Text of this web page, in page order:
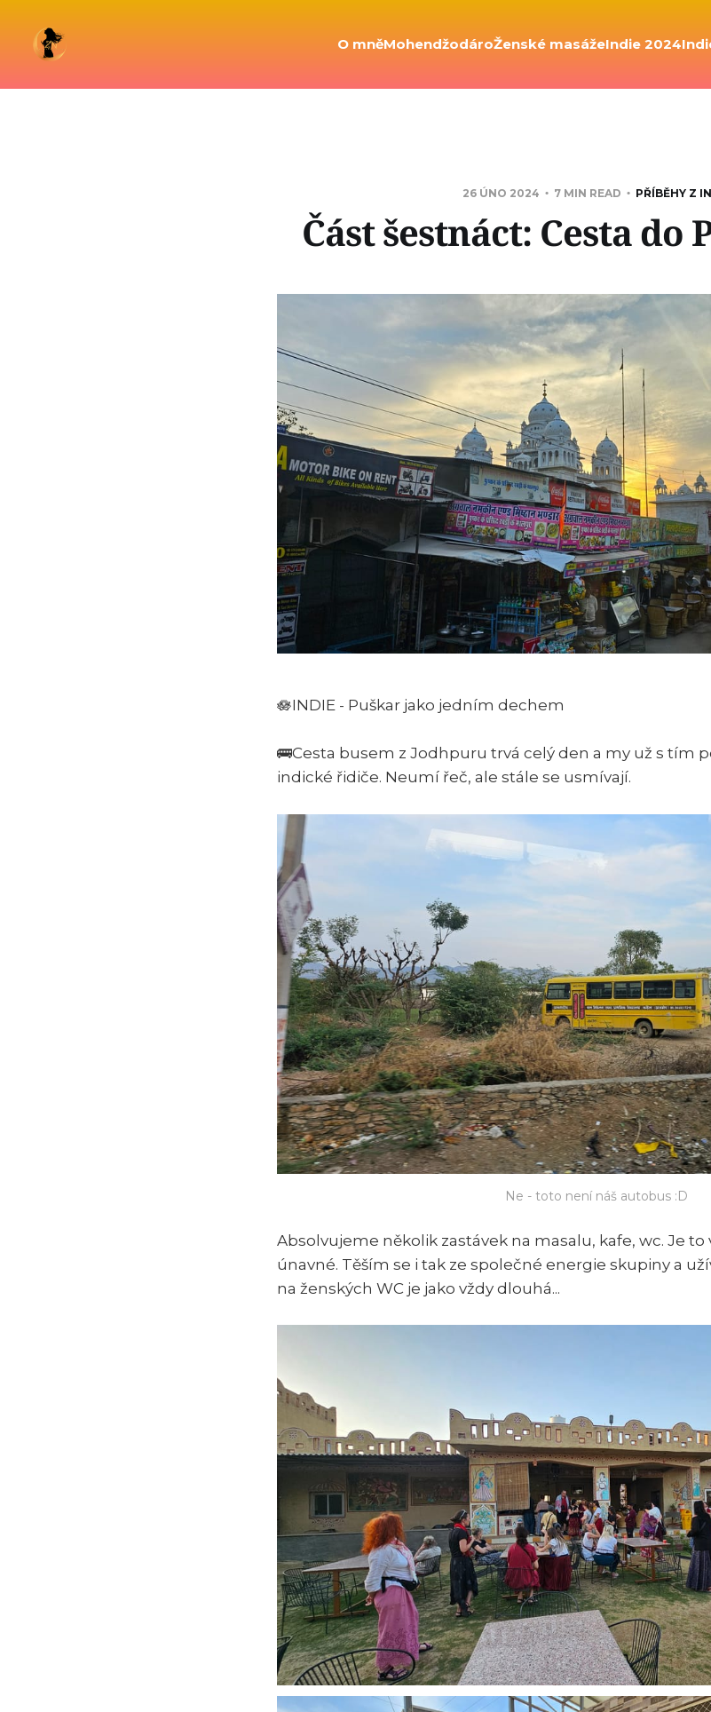
O mněMohendžodároŽenské masážeIndie 2024
26 ÚNO 2024 7 MIN READ PŘÍBĚHY Z
Část šestnáct: Cesta do
🪷INDIE - Puškar jako jedním dechem
🚌Cesta busem z Jodhpuru trvá celý den a my už s tím
indické řidiče. Neumí řeč, ale stále se usmívají.
Ne - toto není náš autobus :D
Absolvujeme několik zastávek na masalu, kafe, wc. Je to
únavné. Těším se i tak ze společné energie skupiny a
na ženských WC je jako vždy dlouhá...